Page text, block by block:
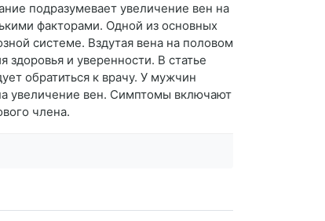
подразумевает увеличение вен на
факторами. Одной из основных
системе. Вздутая вена на половом
и уверенности. В статье
обратиться к врачу. У мужчин
увеличение вен. Симптомы включают
члена.